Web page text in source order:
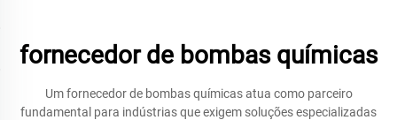
fornecedor de bombas químicas
Um fornecedor de bombas químicas atua como parceiro
fundamental para indústrias que exigem soluções especializadas